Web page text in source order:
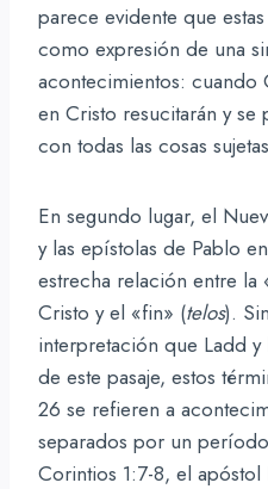
parece evidente que
como expresión de una
acontecimientos: cuando
en Cristo resucitarán y
con todas las cosas
En segundo lugar, el
y las epístolas de Pablo
estrecha relación entre la
Cristo y el «fin» (telos).
interpretación que Ladd
de este pasaje, estos
26 se refieren a
separados por un
Corintios 1:7-8, el apóstol